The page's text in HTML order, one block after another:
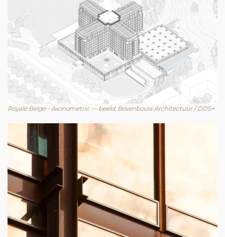
Royale Belge - Axonometric — beeld: Bovenbouw Architectuur / DDS+